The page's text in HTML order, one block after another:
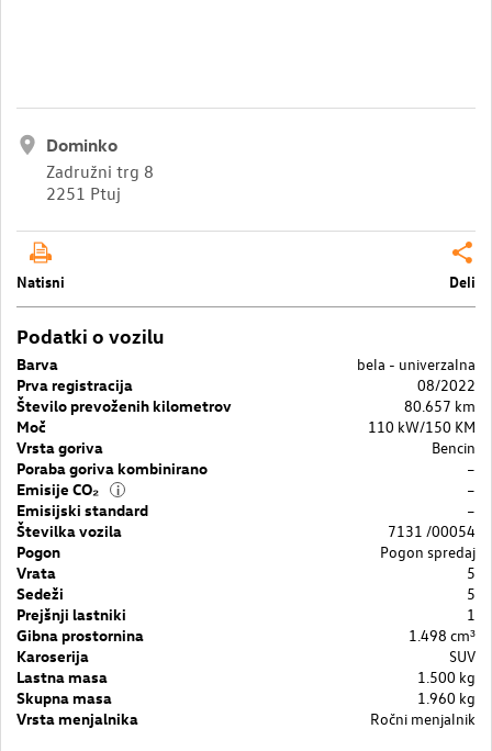
Dominko
Zadružni trg 8
2251 Ptuj
Natisni Deli
Podatki o vozilu
Barva
bela - univerzalna
Prva registracija
08/2022
Število prevoženih kilometrov
80.657 km
Moč
110 kW/150 KM
Vrsta goriva
Bencin
Poraba goriva kombinirano
–
Emisije CO₂
i
–
Emisijski standard
–
Številka vozila
7131 /00054
Pogon
Pogon spredaj
Vrata
5
Sedeži
5
Prejšnji lastniki
1
Gibna prostornina
1.498 cm³
Karoserija
SUV
Lastna masa
1.500 kg
Skupna masa
1.960 kg
Vrsta menjalnika
Ročni menjalnik